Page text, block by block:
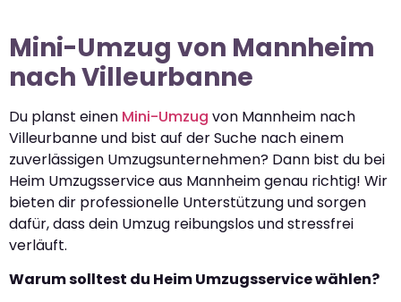
Mini-Umzug von Mannheim
nach Villeurbanne
Du planst einen Mini-Umzug von Mannheim nach
Villeurbanne und bist auf der Suche nach einem
zuverlässigen Umzugsunternehmen? Dann bist du bei
Heim Umzugsservice aus Mannheim genau richtig! Wir
bieten dir professionelle Unterstützung und sorgen
dafür, dass dein Umzug reibungslos und stressfrei
verläuft.
Warum solltest du Heim Umzugsservice wählen?